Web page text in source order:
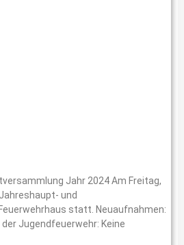
Jahr 2024 Am Freitag,
und
statt. Neuaufnahmen:
Jugendfeuerwehr: Keine